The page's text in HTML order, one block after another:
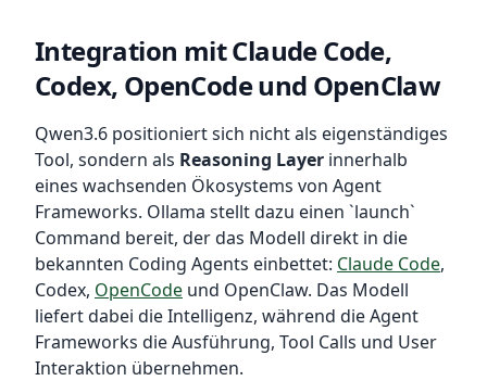
Integration mit Claude Code,
Codex, OpenCode und OpenClaw
Qwen3.6 positioniert sich nicht als eigenständiges
Tool, sondern als Reasoning Layer innerhalb
eines wachsenden Ökosystems von Agent
Frameworks. Ollama stellt dazu einen `launch`
Command bereit, der das Modell direkt in die
bekannten Coding Agents einbettet: Claude Code,
Codex, OpenCode und OpenClaw. Das Modell
liefert dabei die Intelligenz, während die Agent
Frameworks die Ausführung, Tool Calls und User
Interaktion übernehmen.